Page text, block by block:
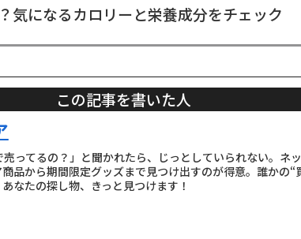
気になるカロリーと栄養成分をチェック
この記事を書いた人
売ってるの？」と聞かれたら、じっとしていられない。ネ
商品から期間限定グッズまで見つけ出すのが得意。誰かの
なたの探し物、きっと見つけます！